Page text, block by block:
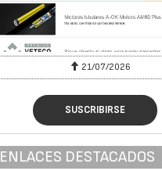
21/07/2026
SUSCRIBIRSE
ENLACES DESTACADOS